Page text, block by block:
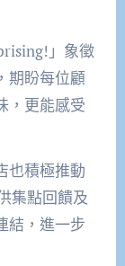
」象徵
期盼每位顧
，更能感受
也積極推動
集點回饋及
結，進一步